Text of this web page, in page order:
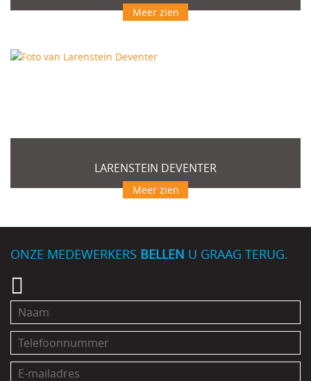
Meer zien
LARENSTEIN DEVENTER
Meer zien
ONZE MEDEWERKERS BELLEN U GRAAG TERUG.